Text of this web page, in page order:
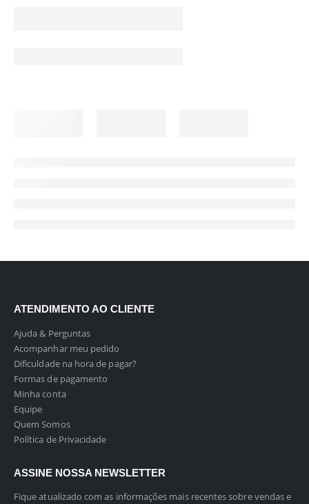
ATENDIMENTO AO CLIENTE
Ajuda & Perguntas
Acompanhar meu pedido
Dificuldade na hora de pagar?
Formas de pagamento
Minha conta
Equipe
Quem Somos
Política de Privacidade
ASSINE NOSSA NEWSLETTER
Fique atualizado com as informações mais recentes sobre vendas e